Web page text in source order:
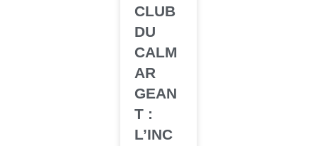
CLUB
DU
CALM
AR
GEAN
T :
L’INC